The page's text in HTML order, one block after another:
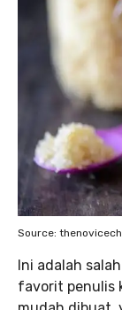
Source:
Ini adalah
favorit penulis